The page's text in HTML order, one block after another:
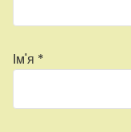
Ім'я *